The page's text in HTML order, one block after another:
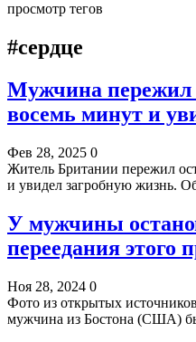
просмотр тегов
#сердце
Мужчина пережил
восемь минут и
Фев 28, 2025 0
Житель Британии пережил
и увидел загробную жизнь.
У мужчины
переедания этого
Ноя 28, 2024 0
Фото из открытых
мужчина из Бостона (США)